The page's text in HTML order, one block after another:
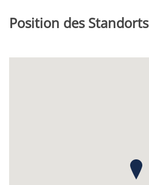
Position des Standorts